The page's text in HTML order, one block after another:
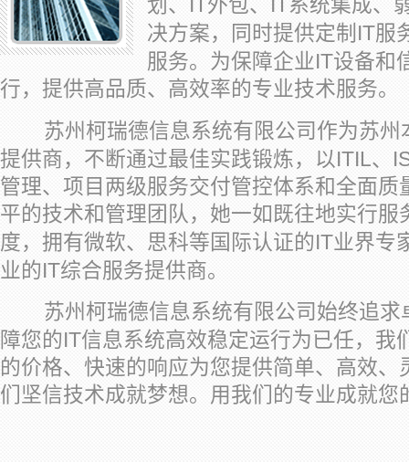
划、
外包、
系统集成、
决方案，同时提供定制 IT服
服务。为保障企业IT设备和
行，提供高品质、高效率的专业技术服务。
苏州柯瑞德信息系统有限公司作为苏州
提供商，不断通过最佳实践锻炼，以ITIL、
管理、项目两级服务交付管控体系和全面质
平的技术和管理团队，她一如既往地实行服
度，拥有微软、思科等国际认证的IT业界专
业的IT综合服务提供商。
苏州柯瑞德信息系统有限公司始终追求
障您的IT信息系统高效稳定运行为已任，我
的价格、快速的响应为您提供简单、高效、
们坚信技术成就梦想。用我们的专业成就您